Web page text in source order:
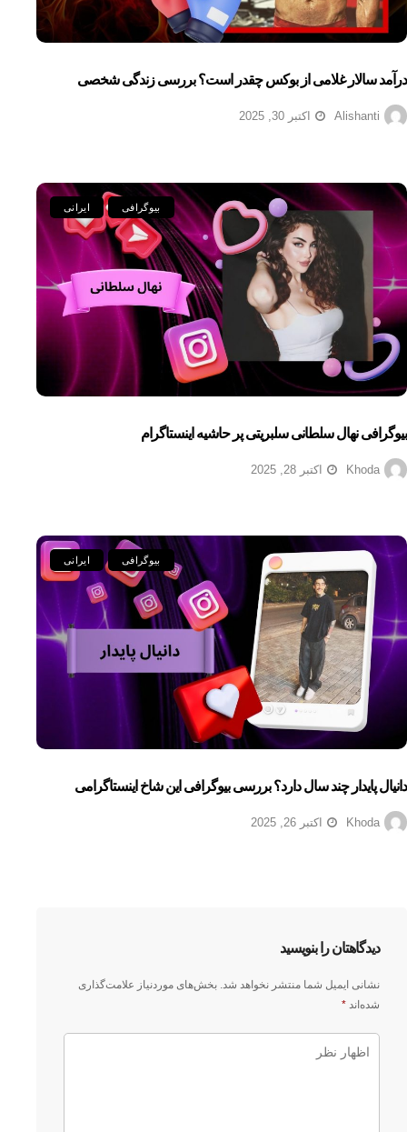
درآمد سالار غلامی از بوکس چقدر است؟ بررسی زندگی شخصی
Alishanti اکتبر 30, 2025
ایرانی بیوگرافی
بیوگرافی نهال سلطانی سلبریتی پر حاشیه اینستاگرام
Khoda اکتبر 28, 2025
ایرانی بیوگرافی
دانیال پایدار چند سال دارد؟ بررسی بیوگرافی این شاخ اینستاگرامی
Khoda اکتبر 26, 2025
دیدگاهتان را بنویسید
نشانی ایمیل شما منتشر نخواهد شد. بخش‌های موردنیاز علامت‌گذاری
شده‌اند *